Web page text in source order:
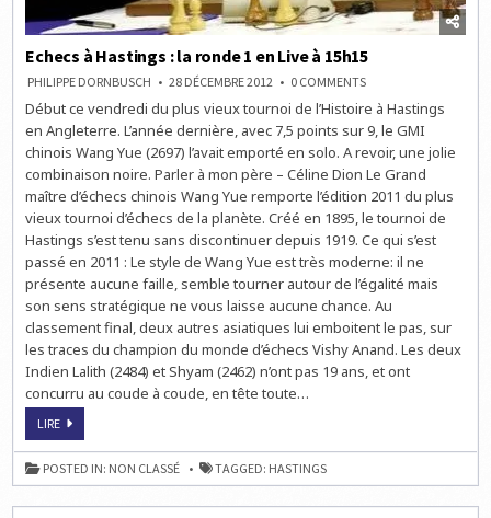
Echecs à Hastings : la ronde 1 en Live à 15h15
PHILIPPE DORNBUSCH 28 DÉCEMBRE 2012 0 COMMENTSON
À
:
LA
RONDE
1
LIVE
À
15H15
Début ce vendredi du plus vieux tournoi de l’Histoire à Hastings
en Angleterre. L’année dernière, avec 7,5 points sur 9, le GMI
chinois Wang Yue (2697) l’avait emporté en solo. A revoir, une jolie
combinaison noire. Parler à mon père – Céline Dion Le Grand
maître d’échecs chinois Wang Yue remporte l’édition 2011 du plus
vieux tournoi d’échecs de la planète. Créé en 1895, le tournoi de
Hastings s’est tenu sans discontinuer depuis 1919. Ce qui s’est
passé en 2011 : Le style de Wang Yue est très moderne: il ne
présente aucune faille, semble tourner autour de l’égalité mais
son sens stratégique ne vous laisse aucune chance. Au
classement final, deux autres asiatiques lui emboitent le pas, sur
les traces du champion du monde d’échecs Vishy Anand. Les deux
Indien Lalith (2484) et Shyam (2462) n’ont pas 19 ans, et ont
concurru au coude à coude, en tête toute…
LIREECHECS
HASTINGS
:
LA
RONDE
POSTED IN: NON CLASSÉ TAGGED: HASTINGS